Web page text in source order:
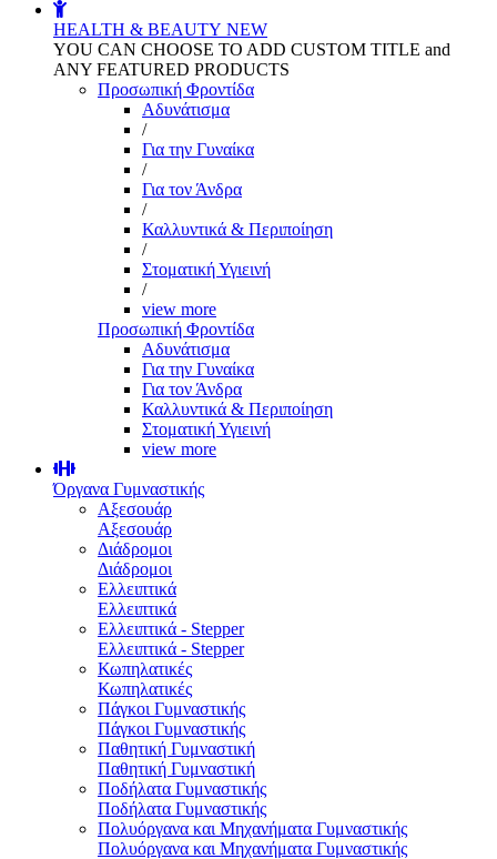
HEALTH & BEAUTY NEW
YOU CAN CHOOSE TO ADD CUSTOM TITLE and
ANY FEATURED PRODUCTS
Προσωπική Φροντίδα
Αδυνάτισμα
/
Για την Γυναίκα
/
Για τον Άνδρα
/
Καλλυντικά & Περιποίηση
/
Στοματική Υγιεινή
/
view more
Προσωπική Φροντίδα
Αδυνάτισμα
Για την Γυναίκα
Για τον Άνδρα
Καλλυντικά & Περιποίηση
Στοματική Υγιεινή
view more
Όργανα Γυμναστικής
Αξεσουάρ
Αξεσουάρ
Διάδρομοι
Διάδρομοι
Ελλειπτικά
Ελλειπτικά
Ελλειπτικά - Stepper
Ελλειπτικά - Stepper
Κωπηλατικές
Κωπηλατικές
Πάγκοι Γυμναστικής
Πάγκοι Γυμναστικής
Παθητική Γυμναστική
Παθητική Γυμναστική
Ποδήλατα Γυμναστικής
Ποδήλατα Γυμναστικής
Πολυόργανα και Μηχανήματα Γυμναστικής
Πολυόργανα και Μηχανήματα Γυμναστικής